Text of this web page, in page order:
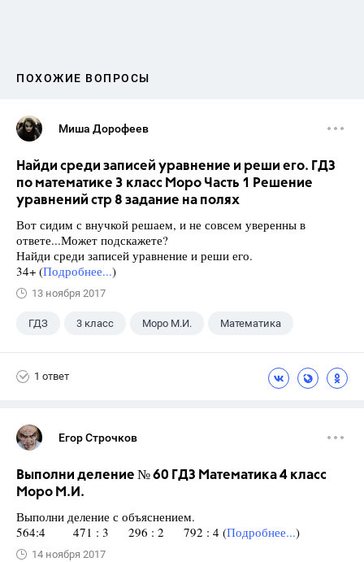
ПОХОЖИЕ ВОПРОСЫ
Миша Дорофеев
Найди среди записей уравнение и реши его. ГДЗ
по математике 3 класс Моро Часть 1 Решение
уравнений стр 8 задание на полях
Вот сидим с внучкой решаем, и не совсем уверенны в
ответе...Может подскажете?
Найди среди записей уравнение и реши его.
34+ (Подробнее...)
13 ноября 2017
ГДЗ 3 класс Моро М.И. Математика
1 ответ
Егор Строчков
Выполни деление № 60 ГДЗ Математика 4 класс
Моро М.И.
Выполни деление с объяснением.
564:4 471 : 3 296 : 2 792 : 4 (Подробнее...)
14 ноября 2017